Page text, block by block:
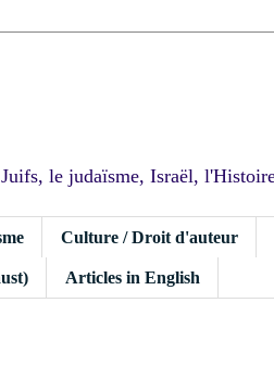
le judaïsme, Israël,
Culture / Droit d'auteur
Articles in English